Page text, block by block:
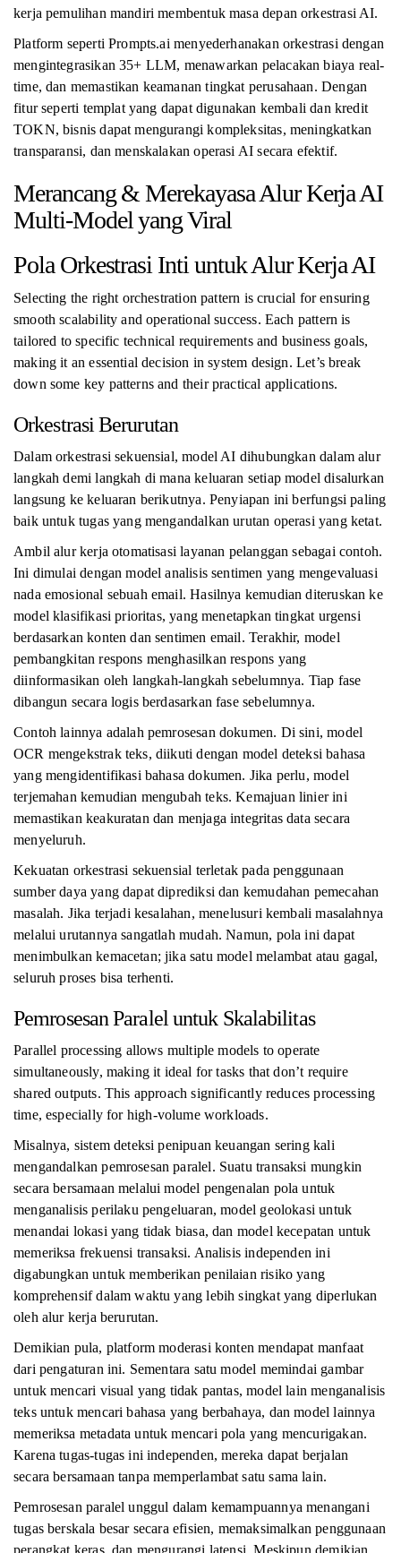
kerja pemulihan mandiri membentuk masa depan orkestrasi AI.
Platform seperti Prompts.ai menyederhanakan orkestrasi dengan
mengintegrasikan 35+ LLM, menawarkan pelacakan biaya real-
time, dan memastikan keamanan tingkat perusahaan. Dengan
fitur seperti templat yang dapat digunakan kembali dan kredit
TOKN, bisnis dapat mengurangi kompleksitas, meningkatkan
transparansi, dan menskalakan operasi AI secara efektif.
Merancang & Merekayasa Alur Kerja AI
Multi-Model yang Viral
Pola Orkestrasi Inti untuk Alur Kerja AI
Selecting the right orchestration pattern is crucial for ensuring
smooth scalability and operational success. Each pattern is
tailored to specific technical requirements and business goals,
making it an essential decision in system design. Let’s break
down some key patterns and their practical applications.
Orkestrasi Berurutan
Dalam orkestrasi sekuensial, model AI dihubungkan dalam alur
langkah demi langkah di mana keluaran setiap model disalurkan
langsung ke keluaran berikutnya. Penyiapan ini berfungsi paling
baik untuk tugas yang mengandalkan urutan operasi yang ketat.
Ambil alur kerja otomatisasi layanan pelanggan sebagai contoh.
Ini dimulai dengan model analisis sentimen yang mengevaluasi
nada emosional sebuah email. Hasilnya kemudian diteruskan ke
model klasifikasi prioritas, yang menetapkan tingkat urgensi
berdasarkan konten dan sentimen email. Terakhir, model
pembangkitan respons menghasilkan respons yang
diinformasikan oleh langkah-langkah sebelumnya. Tiap fase
dibangun secara logis berdasarkan fase sebelumnya.
Contoh lainnya adalah pemrosesan dokumen. Di sini, model
OCR mengekstrak teks, diikuti dengan model deteksi bahasa
yang mengidentifikasi bahasa dokumen. Jika perlu, model
terjemahan kemudian mengubah teks. Kemajuan linier ini
memastikan keakuratan dan menjaga integritas data secara
menyeluruh.
Kekuatan orkestrasi sekuensial terletak pada penggunaan
sumber daya yang dapat diprediksi dan kemudahan pemecahan
masalah. Jika terjadi kesalahan, menelusuri kembali masalahnya
melalui urutannya sangatlah mudah. Namun, pola ini dapat
menimbulkan kemacetan; jika satu model melambat atau gagal,
seluruh proses bisa terhenti.
Pemrosesan Paralel untuk Skalabilitas
Parallel processing allows multiple models to operate
simultaneously, making it ideal for tasks that don’t require
shared outputs. This approach significantly reduces processing
time, especially for high-volume workloads.
Misalnya, sistem deteksi penipuan keuangan sering kali
mengandalkan pemrosesan paralel. Suatu transaksi mungkin
secara bersamaan melalui model pengenalan pola untuk
menganalisis perilaku pengeluaran, model geolokasi untuk
menandai lokasi yang tidak biasa, dan model kecepatan untuk
memeriksa frekuensi transaksi. Analisis independen ini
digabungkan untuk memberikan penilaian risiko yang
komprehensif dalam waktu yang lebih singkat yang diperlukan
oleh alur kerja berurutan.
Demikian pula, platform moderasi konten mendapat manfaat
dari pengaturan ini. Sementara satu model memindai gambar
untuk mencari visual yang tidak pantas, model lain menganalisis
teks untuk mencari bahasa yang berbahaya, dan model lainnya
memeriksa metadata untuk mencari pola yang mencurigakan.
Karena tugas-tugas ini independen, mereka dapat berjalan
secara bersamaan tanpa memperlambat satu sama lain.
Pemrosesan paralel unggul dalam kemampuannya menangani
tugas berskala besar secara efisien, memaksimalkan penggunaan
perangkat keras, dan mengurangi latensi. Meskipun demikian,